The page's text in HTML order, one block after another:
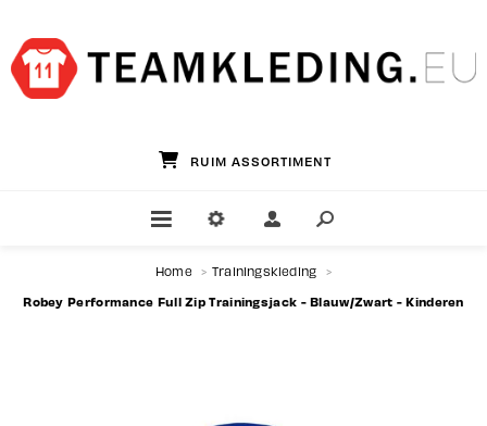
RUIM ASSORTIMENT
Home > Trainingskleding >
Robey Performance Full Zip Trainingsjack - Blauw/Zwart - Kinderen